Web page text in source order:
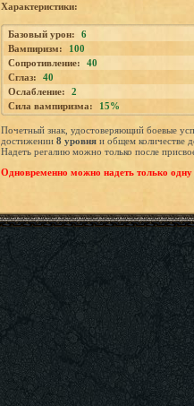
Характеристики:
Базовый урон:
6
Вампиризм:
100
Сопротивление:
40
Сглаз:
40
Ослабление:
2
Сила вампиризма:
15%
Почетный знак, удостоверяющий боевые
достижении 8 уровняи общем количестве
Надеть регалию можно только после
Одновременно можно надеть только одну